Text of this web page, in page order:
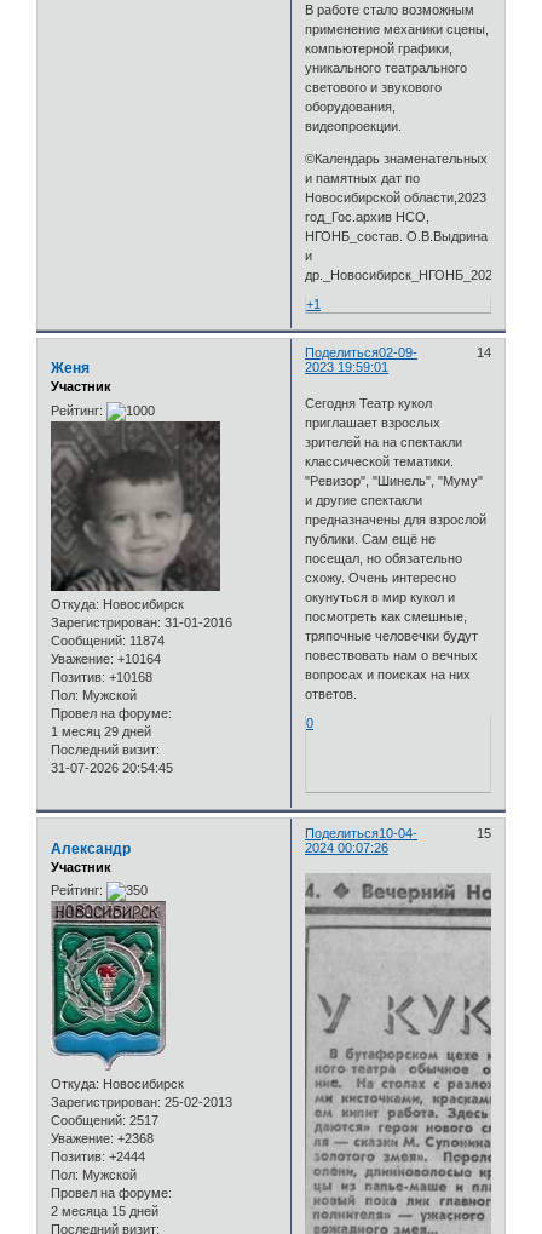
В работе стало возможным
применение механики сцены,
компьютерной графики,
уникального театрального
светового и звукового
оборудования,
видеопроекции.
©Календарь знаменательных
и памятных дат по
Новосибирской области,2023
год_Гос.архив НСО,
НГОНБ_состав. О.В.Выдрина
и
др._Новосибирск_НГОНБ_2022_208с
+1
Поделиться 14
02-09-
2023 19:59:01
Женя
Участник
Рейтинг:
Откуда: Новосибирск
Зарегистрирован: 31-01-2016
Сообщений: 11874
Уважение: +10164
Позитив: +10168
Пол: Мужской
Провел на форуме:
1 месяц 29 дней
Последний визит:
31-07-2026 20:54:45
Сегодня Театр кукол
приглашает взрослых
зрителей на на спектакли
классической тематики.
"Ревизор", "Шинель", "Муму"
и другие спектакли
предназначены для взрослой
публики. Сам ещё не
посещал, но обязательно
схожу. Очень интересно
окунуться в мир кукол и
посмотреть как смешные,
тряпочные человечки будут
повествовать нам о вечных
вопросах и поисках на них
ответов.
0
Поделиться 15
10-04-
2024 00:07:26
Александр
Участник
Рейтинг:
Откуда: Новосибирск
Зарегистрирован: 25-02-2013
Сообщений: 2517
Уважение: +2368
Позитив: +2444
Пол: Мужской
Провел на форуме:
2 месяца 15 дней
Последний визит: